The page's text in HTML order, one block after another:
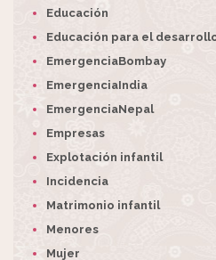
Educación
Educación para el
EmergenciaBombay
EmergenciaIndia
EmergenciaNepal
Empresas
Explotación infantil
Incidencia
Matrimonio infantil
Menores
Mujer